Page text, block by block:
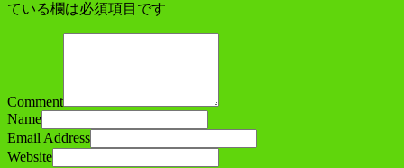
ている欄は必須項目です
Comment
Name
Email Address
Website